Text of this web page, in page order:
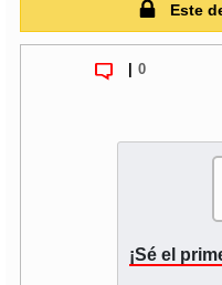
Este
0
¡Sé el